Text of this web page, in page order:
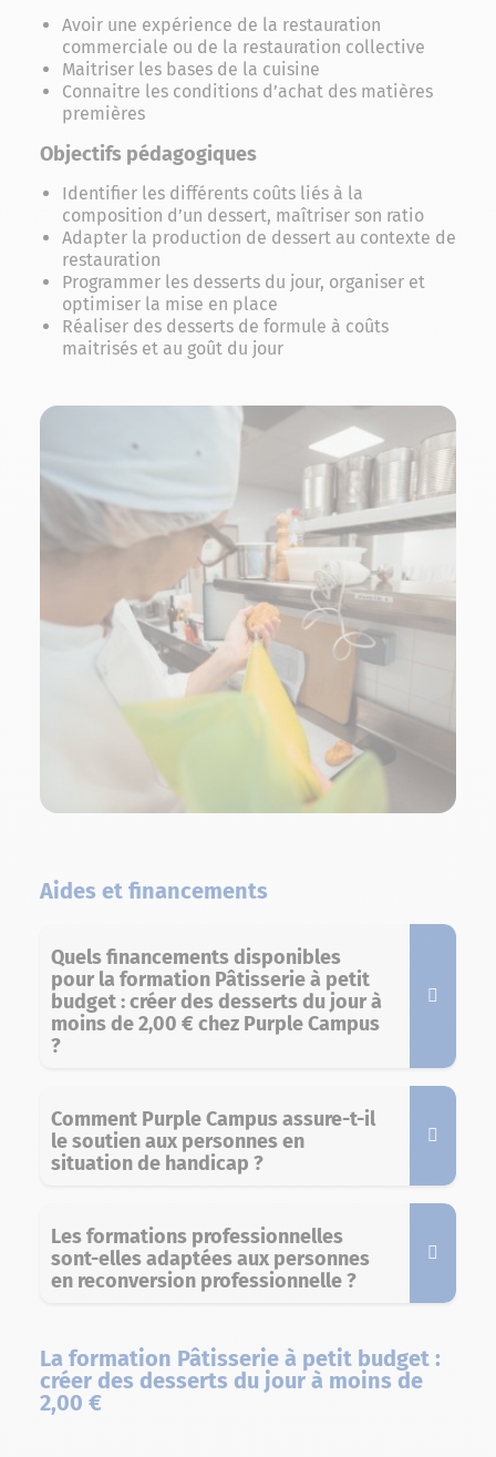
Avoir une expérience de la restauration
commerciale ou de la restauration collective
Maitriser les bases de la cuisine
Connaitre les conditions d’achat des matières
premières
Objectifs pédagogiques
Identifier les différents coûts liés à la
composition d’un dessert, maîtriser son ratio
Adapter la production de dessert au contexte de
restauration
Programmer les desserts du jour, organiser et
optimiser la mise en place
Réaliser des desserts de formule à coûts
maitrisés et au goût du jour
Aides et financements
Quels financements disponibles
pour la formation Pâtisserie à petit
budget : créer des desserts du jour à
moins de 2,00 € chez Purple Campus
?
Comment Purple Campus assure-t-il
le soutien aux personnes en
situation de handicap ?
Les formations professionnelles
sont-elles adaptées aux personnes
en reconversion professionnelle ?
La formation Pâtisserie à petit budget :
créer des desserts du jour à moins de
2,00 €